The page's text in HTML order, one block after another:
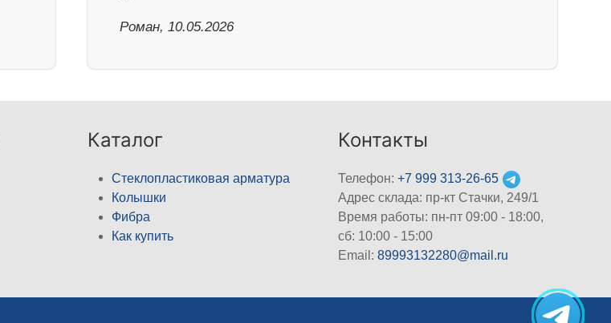
Роман, 10.05.2026
Каталог
Стеклопластиковая арматура
Колышки
Фибра
Как купить
Контакты
Телефон:+7 999 313-26-65
Адрес склада: пр-кт Стачки, 249/1
Время работы: пн-пт 09:00 - 18:00,
cб: 10:00 - 15:00
Email:89993132280@mail.ru